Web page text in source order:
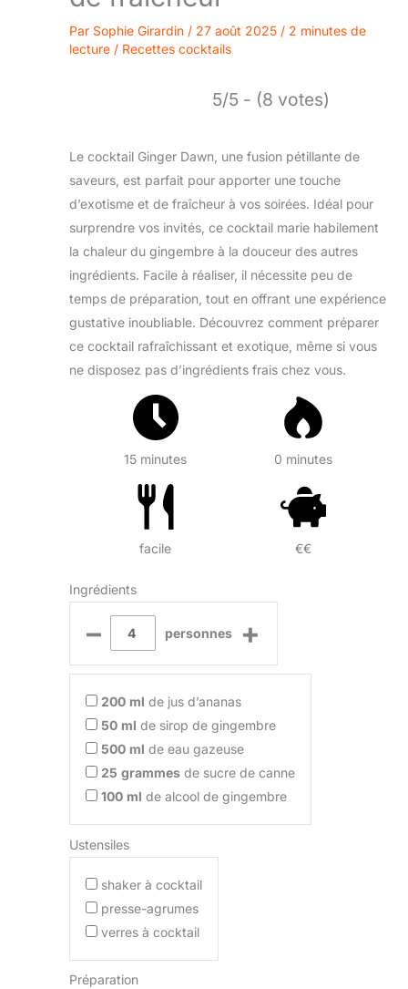
Par Sophie Girardin / 27 août 2025 / 2 minutes de
lecture / Recettes cocktails
5/5 - (8 votes)
Le cocktail Ginger Dawn, une fusion pétillante de
saveurs, est parfait pour apporter une touche
d’exotisme et de fraîcheur à vos soirées. Idéal pour
surprendre vos invités, ce cocktail marie habilement
la chaleur du gingembre à la douceur des autres
ingrédients. Facile à réaliser, il nécessite peu de
temps de préparation, tout en offrant une expérience
gustative inoubliable. Découvrez comment préparer
ce cocktail rafraîchissant et exotique, même si vous
ne disposez pas d’ingrédients frais chez vous.
15 minutes 0 minutes
facile €€
Ingrédients
– personnes +
200 ml de jus d’ananas
50 ml de sirop de gingembre
500 ml de eau gazeuse
25 grammes de sucre de canne
100 ml de alcool de gingembre
Ustensiles
shaker à cocktail
presse-agrumes
verres à cocktail
Préparation